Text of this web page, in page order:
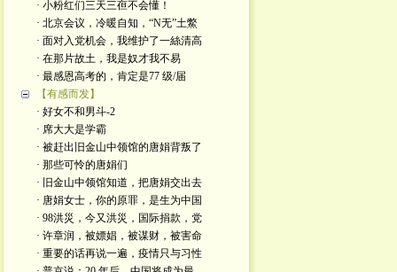
· 小粉红们三天三亱不会懂！
· 北京会议，冷暖自知，“N无”土鱉
· 面对入党机会，我维护了一絲清高
· 在那片故土，我是奴才我不易
· 最感恩高考的，肯定是77 级/届
【有感而发】
· 好女不和男斗-2
· 席大大是学霸
· 被赶出旧金山中领馆的唐娟背叛了
· 那些可怜的唐娟们
· 旧金山中领馆知道，把唐娟交出去
· 唐娟女士，你的原罪，是生为中国
· 98洪災，今又洪災，国际捐款，党
· 许章润，被嫖娼，被谋财，被害命
· 重要的话再说一遍，疫情只与习性